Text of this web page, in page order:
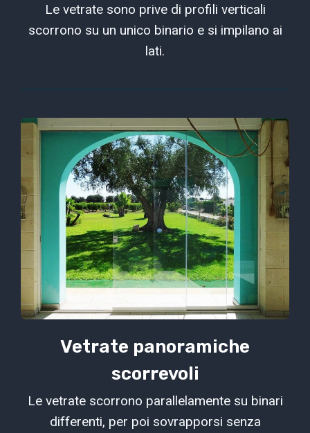
Le vetrate sono prive di profili verticali
scorrono su un unico binario e si impilano ai
lati.
Vetrate panoramiche
scorrevoli
Le vetrate scorrono parallelamente su binari
differenti, per poi sovrapporsi senza